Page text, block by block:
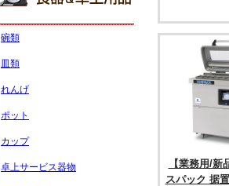
【業務用/新
スパック 据
碗類
皿類
れんげ
ポット
カップ
卓上サービス器物